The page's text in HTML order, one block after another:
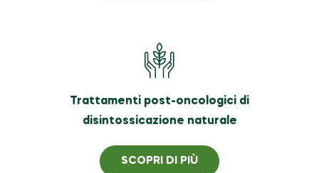
Trattamenti post-oncologici di
disintossicazione naturale
SCOPRI DI PIÙ